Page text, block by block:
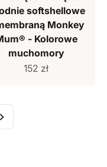
softshellowe
Monkey
- Kolorowe
muchomory
Cena sprzedaży
152 zł